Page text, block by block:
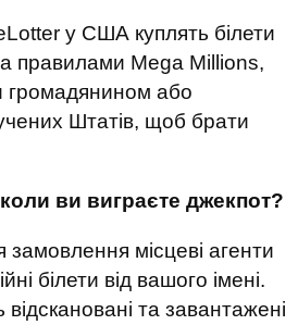
у США куплять білети
правилами Mega Millions,
громадянином або
Штатів, щоб брати
ви виграєте джекпот?
місцеві агенти
білети від вашого імені.
відскановані та завантажені